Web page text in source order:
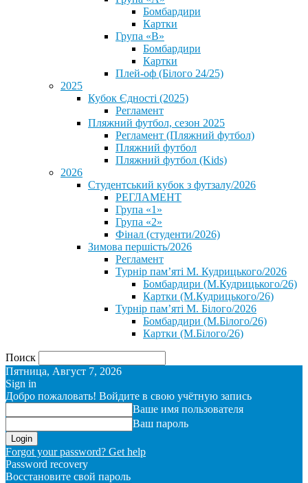
Бомбардири
Картки
Група «В»
Бомбардири
Картки
Плей-оф (Білого 24/25)
2025
Кубок Єдності (2025)
Регламент
Пляжний футбол, сезон 2025
Регламент (Пляжний футбол)
Пляжний футбол
Пляжний футбол (Kids)
2026
Студентський кубок з футзалу/2026
РЕГЛАМЕНТ
Група «1»
Група «2»
Фінал (студенти/2026)
⁨Зимова першість/2026⁩
Регламент
Турнір пам’яті М. Кудрицького/2026
Бомбардири (М.Кудрицького/26)
Картки (М.Кудрицького/26)
Турнір пам’яті М. Білого/2026
Бомбардири (М.Білого/26)
Картки (М.Білого/26)
Поиск
Пятница, Август 7, 2026
Sign in
Добро пожаловать! Войдите в свою учётную запись
Ваше имя пользователя
Ваш пароль
Forgot your password? Get help
Password recovery
Восстановите свой пароль